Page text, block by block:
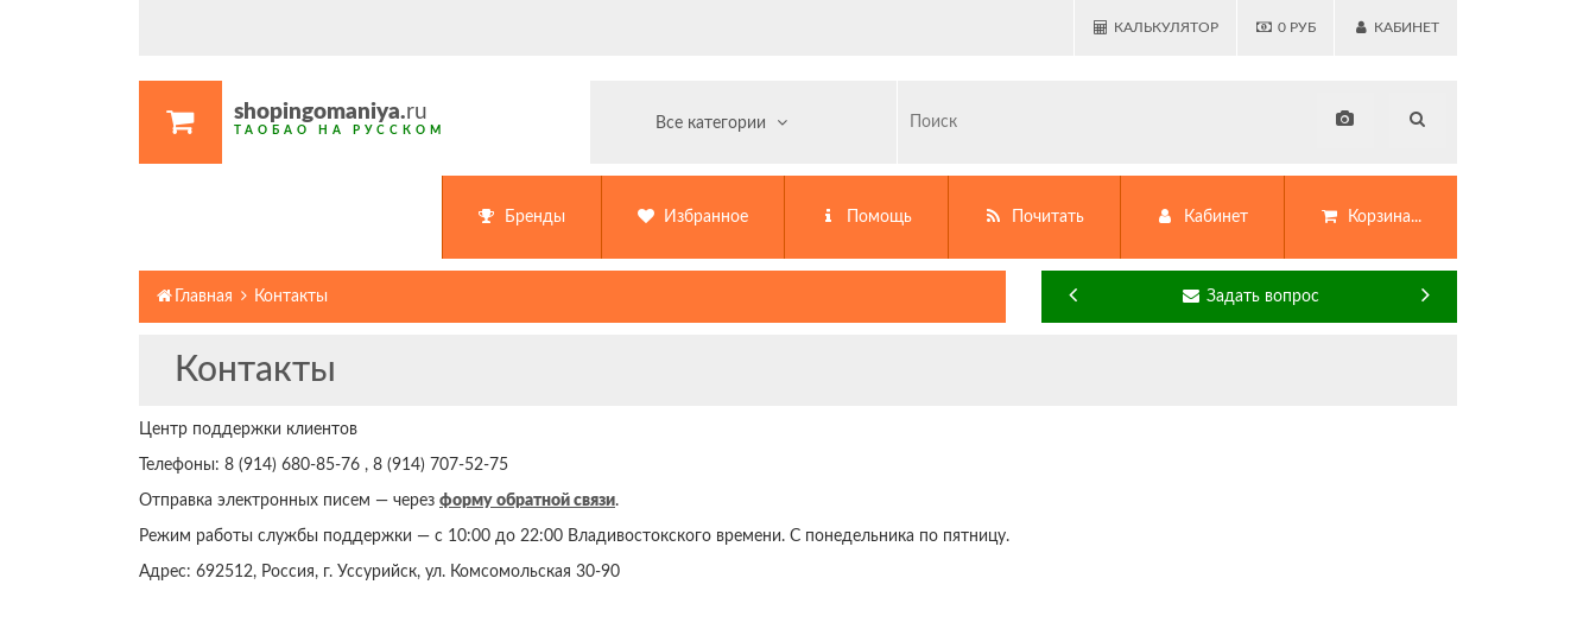
КАЛЬКУЛЯТОР 0РУБ КАБИНЕТ
shopingomaniya.ru
ТАОБАО НА РУССКОМ Все категории
Бренды Избранное Помощь Почитать Кабинет Корзина...
Главная Контакты Задать вопрос
Контакты
Центр поддержки клиентов
Телефоны: 8 (914) 680-85-76 , 8 (914) 707-52-75
Отправка электронных писем — через форму обратной связи.
Режим работы службы поддержки — с 10:00 до 22:00 Владивостокского времени. С понедельника по пятницу.
Адрес: 692512, Россия, г. Уссурийск, ул. Комсомольская 30-90